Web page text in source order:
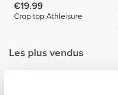
€19.99
Crop top Athleisure
Les plus vendus